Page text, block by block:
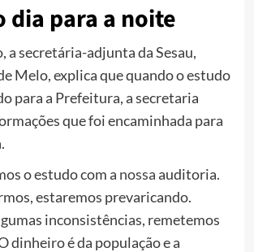
dia para a noite
a secretária-adjunta da Sesau,
Melo, explica que quando o estudo
para a Prefeitura, a secretaria
que foi encaminhada para
.
o estudo com a nossaauditoria.
estaremos prevaricando.
inconsistências, remetemos
dinheiro é da população e a